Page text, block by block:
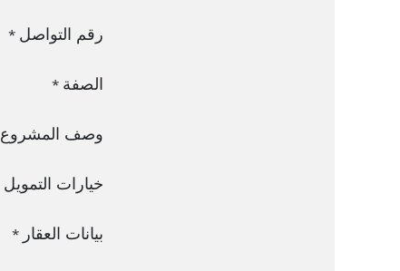
رقم التواصل *
الصفة *
وصف المشروع
خيارات التمويل
بيانات العقار *